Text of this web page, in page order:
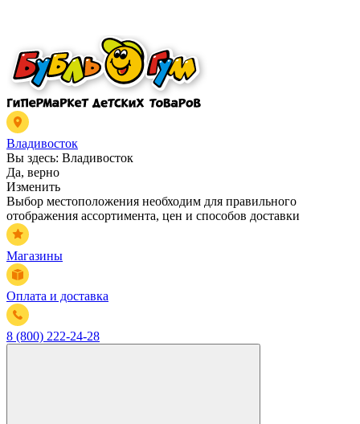
Владивосток
Вы здесь: Владивосток
Да, верно
Изменить
Выбор местоположения необходим для правильного
отображения ассортимента, цен и способов доставки
Магазины
Оплата и доставка
8 (800) 222-24-28